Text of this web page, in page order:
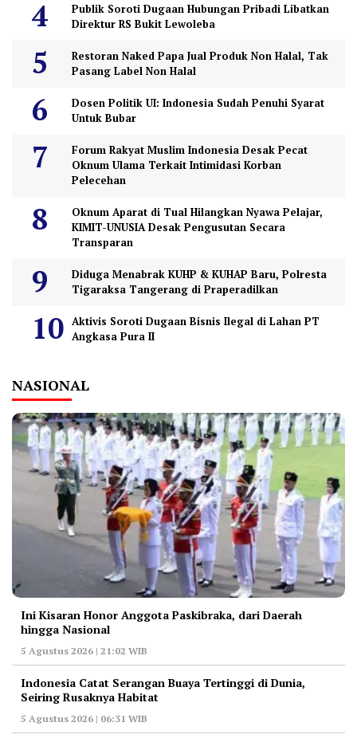
Publik Soroti Dugaan Hubungan Pribadi Libatkan
Direktur RS Bukit Lewoleba
Restoran Naked Papa Jual Produk Non Halal, Tak
Pasang Label Non Halal
Dosen Politik UI: Indonesia Sudah Penuhi Syarat
Untuk Bubar
Forum Rakyat Muslim Indonesia Desak Pecat
Oknum Ulama Terkait Intimidasi Korban
Pelecehan
Oknum Aparat di Tual Hilangkan Nyawa Pelajar,
KIMIT-UNUSIA Desak Pengusutan Secara
Transparan
Diduga Menabrak KUHP & KUHAP Baru, Polresta
Tigaraksa Tangerang di Praperadilkan
Aktivis Soroti Dugaan Bisnis Ilegal di Lahan PT
Angkasa Pura II
NASIONAL
Ini Kisaran Honor Anggota Paskibraka, dari Daerah
hingga Nasional
5 Agustus 2026 | 21:02 WIB
Indonesia Catat Serangan Buaya Tertinggi di Dunia,
Seiring Rusaknya Habitat
5 Agustus 2026 | 06:31 WIB